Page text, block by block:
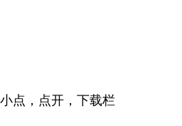
点，点开，下载栏